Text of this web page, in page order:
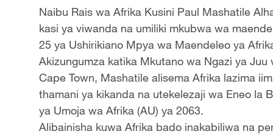
Naibu Rais wa Afrika Kusini Paul Mashatile
kasi ya viwanda na umiliki mkubwa wa
25 ya Ushirikiano Mpya wa Maendeleo ya
Akizungumza katika Mkutano wa Ngazi ya
Cape Town, Mashatile alisema Afrika lazima
thamani ya kikanda na utekelezaji wa Eneo la
ya Umoja wa Afrika (AU) ya 2063.
Alibainisha kuwa Afrika bado inakabiliwa na